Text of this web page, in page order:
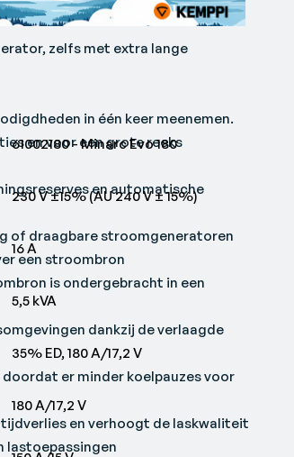
zelfs met extra lange
in één keer meenemen.
en voor een grote reeks
en automatische
of draagbare stroomgeneratoren
een stroombron
is ondergebracht in een
dankzij de verlaagde
er minder koelpauzes voor
en verhoogt de laskwaliteit
lastoepassingen
61002180 - Minarc Evo 180
230 V ±15% (AU 240 V ± 15%)
16 A
5,5 kVA
35% ED, 180 A/17,2 V
180 A/17,2 V